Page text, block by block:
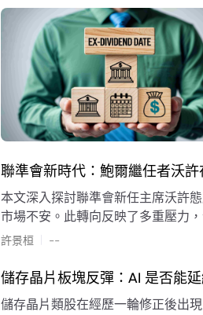
聯準會新時代：鮑爾繼任者沃
本文深入探討聯準會新任主席沃許
市場不安。此轉向反映了多重壓力
素限制了聯準會實施降息或激進縮
許景桓 --
儲存晶片板塊反彈：AI 是否能
儲存晶片類股在經歷一輪修正後出